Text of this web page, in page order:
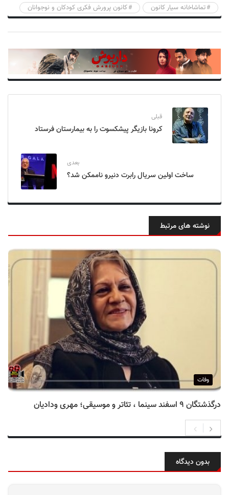
تماشاخانه سیار کانون
کانون پرورش فکری کودکان و نوجوانان
قبلی
کرونا بازیگر پیشکسوت را به بیمارستان فرستاد
بعدی
ساخت اولین سریال رابرت دنیرو ناممکن شد؟
نوشته های مرتبط
وفات
درگذشتگان ۹ اسفند سینما ، تئاتر و موسیقی؛ مهری ودادیان
بدون دیدگاه